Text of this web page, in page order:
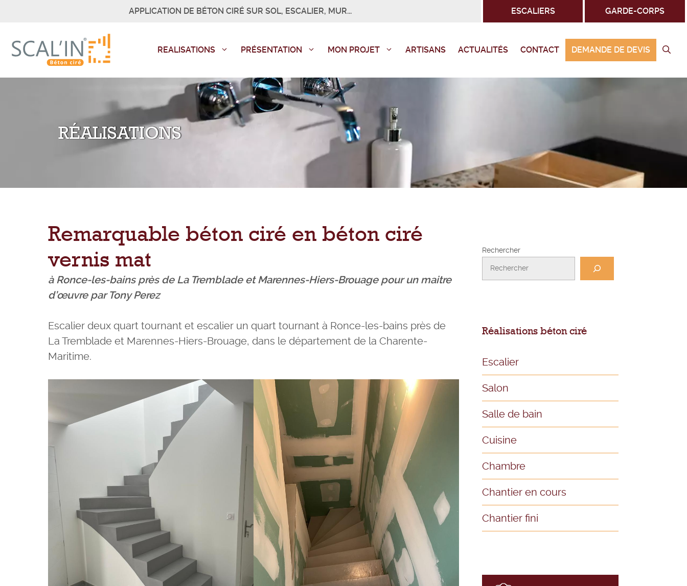
contenu
APPLICATION DE BÉTON CIRÉ SUR SOL, ESCALIER, MUR... ESCALIERS GARDE-CORPS
REALISATIONS PRÉSENTATION MON PROJET ARTISANS ACTUALITÉS CONTACT DEMANDE DE DEVIS
RÉALISATIONS
Remarquable béton ciré en béton ciré
vernis mat
à Ronce-les-bains près de La Tremblade et Marennes-Hiers-Brouage pour un maitre
d’œuvre par Tony Perez
Escalier deux quart tournant et escalier un quart tournant à Ronce-les-bains près de
La Tremblade et Marennes-Hiers-Brouage, dans le département de la Charente-
Maritime.
Rechercher
Réalisations béton ciré
Escalier
Salon
Salle de bain
Cuisine
Chambre
Chantier en cours
Chantier fini